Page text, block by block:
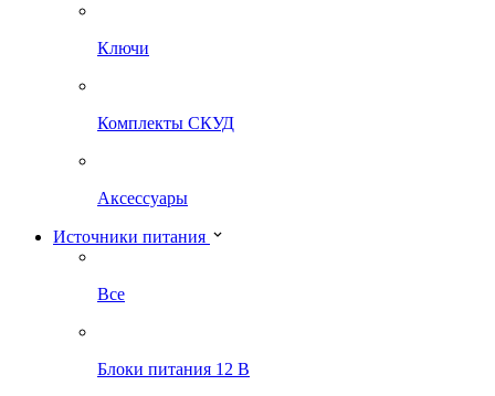
Ключи
Комплекты СКУД
Аксессуары
Источники питания
Все
Блоки питания 12 В